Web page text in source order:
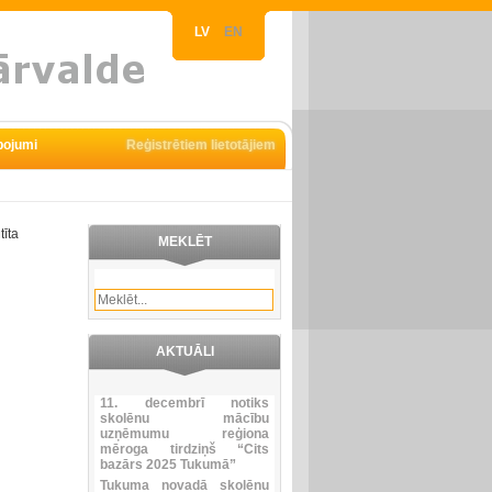
LV EN
Reģistrētiem lietotājiem
MEKLĒT
AKTUĀLI
11. decembrī notiks
skolēnu mācību
uzņēmumu reģiona
mēroga tirdziņš “Cits
bazārs 2025 Tukumā”
Tukuma novadā skolēnu